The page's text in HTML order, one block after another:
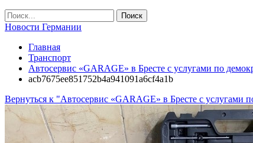
Новости Германии
Главная
Транспорт
Автосервис «GARAGE» в Бресте с услугами по
acb7675ee851752b4a941091a6cf4a1b
Вернуться к "Автосервис «GARAGE» в Бресте с